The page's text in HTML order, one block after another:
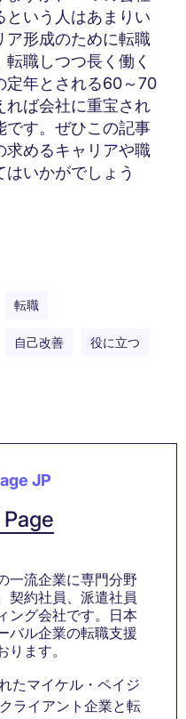
という人はあまりい
ア形成のために転職
職しつつ長く働く
定年とされる60～70
れば会社に重宝され
です。ぜひこの記事
求めるキャリアや職
いかがでしょう
転職
自己改善 役に立つ
JP
一流企業に専門分野
契約社員、派遣社員
ング会社です。日本
バル企業の転職支援
ます。
たマイケル・ペイジ
ライアント企業と転